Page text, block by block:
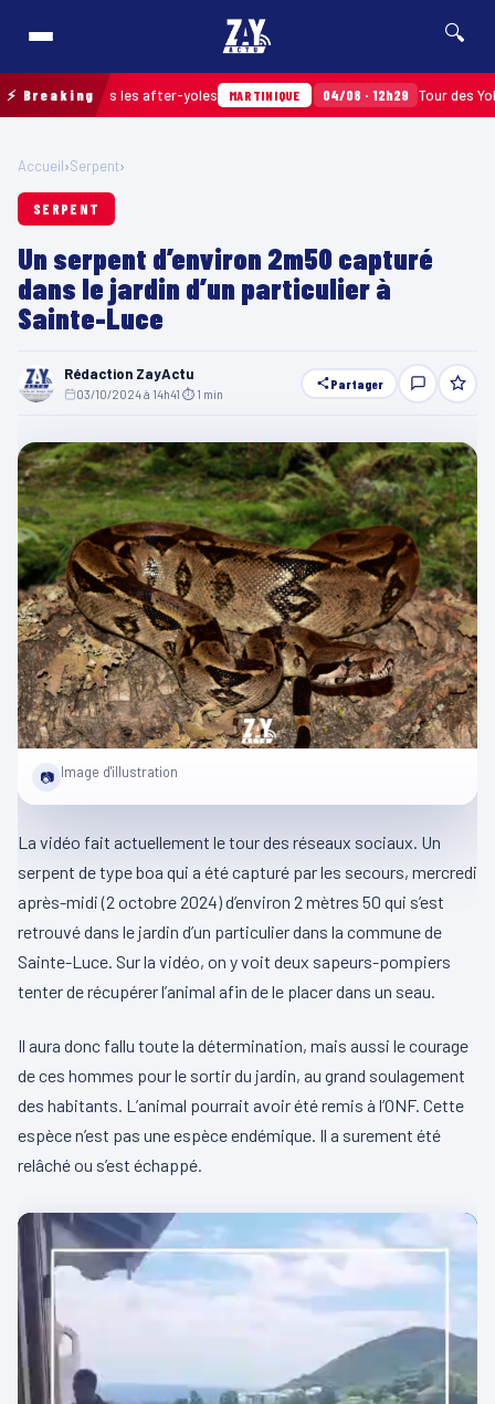
🔍
⚡ Breakingaprès les after-yoles MARTINIQUE 04/08 · 12h29 Tour des Yoles
Accueil›Serpent›
SERPENT
Un serpent d’environ 2m50 capturé
dans le jardin d’un particulier à
Sainte-Luce
Rédaction ZayActu
03/10/2024 à 14h41 ⏱ 1 min
Partager
📷 Image d'illustration
La vidéo fait actuellement le tour des réseaux sociaux. Un
serpent de type boa qui a été capturé par les secours, mercredi
après-midi (2 octobre 2024) d’environ 2 mètres 50 qui s’est
retrouvé dans le jardin d’un particulier dans la commune de
Sainte-Luce. Sur la vidéo, on y voit deux sapeurs-pompiers
tenter de récupérer l’animal afin de le placer dans un seau.
Il aura donc fallu toute la détermination, mais aussi le courage
de ces hommes pour le sortir du jardin, au grand soulagement
des habitants. L’animal pourrait avoir été remis à l’ONF. Cette
espèce n’est pas une espèce endémique. Il a surement été
relâché ou s’est échappé.